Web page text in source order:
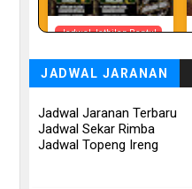
Jadwal Jathilan Bantul
Budhoyo
📅 Besok (8/8)
JADWAL JARANAN
Jadwal Jaranan Terbaru
Jadwal Sekar Rimba
Jadwal Topeng Ireng